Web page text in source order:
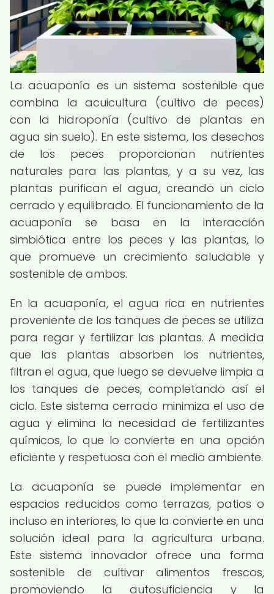
La acuaponía es un sistema sostenible que
combina la acuicultura (cultivo de peces)
con la hidroponía (cultivo de plantas en
agua sin suelo). En este sistema, los desechos
de los peces proporcionan nutrientes
naturales para las plantas, y a su vez, las
plantas purifican el agua, creando un ciclo
cerrado y equilibrado. El funcionamiento de la
acuaponía se basa en la interacción
simbiótica entre los peces y las plantas, lo
que promueve un crecimiento saludable y
sostenible de ambos.
En la acuaponía, el agua rica en nutrientes
proveniente de los tanques de peces se utiliza
para regar y fertilizar las plantas. A medida
que las plantas absorben los nutrientes,
filtran el agua, que luego se devuelve limpia a
los tanques de peces, completando así el
ciclo. Este sistema cerrado minimiza el uso de
agua y elimina la necesidad de fertilizantes
químicos, lo que lo convierte en una opción
eficiente y respetuosa con el medio ambiente.
La acuaponía se puede implementar en
espacios reducidos como terrazas, patios o
incluso en interiores, lo que la convierte en una
solución ideal para la agricultura urbana.
Este sistema innovador ofrece una forma
sostenible de cultivar alimentos frescos,
promoviendo la autosuficiencia y la